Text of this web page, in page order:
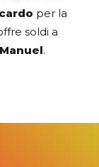
per la
soldi a
Manuel.